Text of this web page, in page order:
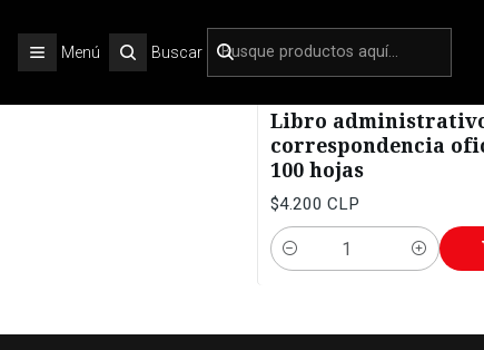
Menú Buscar
Libro
correspondencia
100 hojas
$4.200 CLP
Cantidad